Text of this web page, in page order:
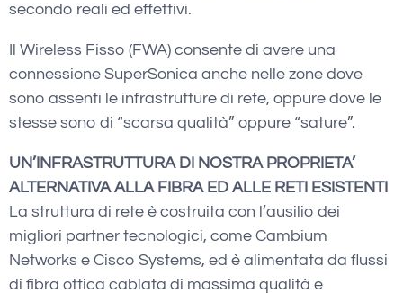
secondo reali ed effettivi.
Il Wireless Fisso (FWA) consente di avere una
connessione SuperSonica anche nelle zone dove
sono assenti le infrastrutture di rete, oppure dove le
stesse sono di “scarsa qualità” oppure “sature”.
UN’INFRASTRUTTURA DI NOSTRA PROPRIETA’
ALTERNATIVA ALLA FIBRA ED ALLE RETI ESISTENTI
La struttura di rete è costruita con l’ausilio dei
migliori partner tecnologici, come Cambium
Networks e Cisco Systems, ed è alimentata da flussi
di fibra ottica cablata di massima qualità e